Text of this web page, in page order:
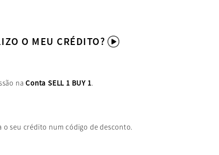
O MEU CRÉDITO?
naConta SELL 1 BUY 1.
o seu crédito num código de desconto.